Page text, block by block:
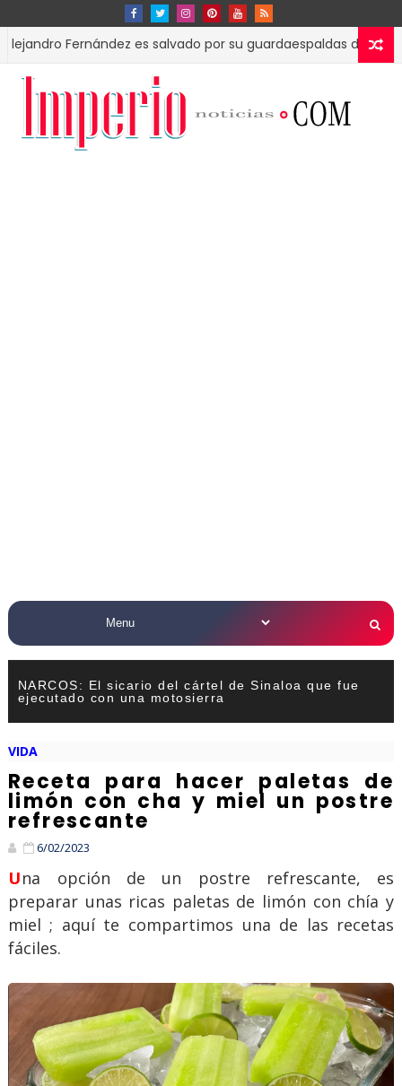
Fernández es salvado por su guardaespaldas de ser
NARCOS: El sicario del cártel de Sinaloa que fue
ejecutado con una motosierra
VIDA
Receta para hacer paletas de
limón con cha y miel un postre
refrescante
6/02/2023
Una opción de un postre refrescante, es
preparar unas ricas paletas de limón con chía y
miel ; aquí te compartimos una de las recetas
fáciles.